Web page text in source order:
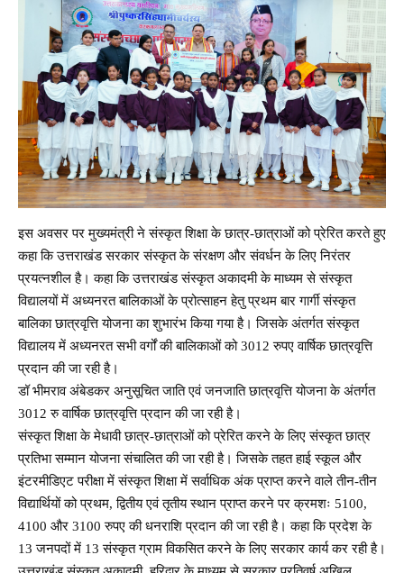
इस अवसर पर मुख्यमंत्री ने संस्कृत शिक्षा के छात्र-छात्राओं को प्रेरित करते हुए
कहा कि उत्तराखंड सरकार संस्कृत के संरक्षण और संवर्धन के लिए निरंतर
प्रयत्नशील है। कहा कि उत्तराखंड संस्कृत अकादमी के माध्यम से संस्कृत
विद्यालयों में अध्यनरत बालिकाओं के प्रोत्साहन हेतु प्रथम बार गार्गी संस्कृत
बालिका छात्रवृत्ति योजना का शुभारंभ किया गया है। जिसके अंतर्गत संस्कृत
विद्यालय में अध्यनरत सभी वर्गों की बालिकाओं को 3012 रुपए वार्षिक छात्रवृत्ति
प्रदान की जा रही है।
डॉ भीमराव अंबेडकर अनुसूचित जाति एवं जनजाति छात्रवृत्ति योजना के अंतर्गत
3012 रु वार्षिक छात्रवृत्ति प्रदान की जा रही है।
संस्कृत शिक्षा के मेधावी छात्र-छात्राओं को प्रेरित करने के लिए संस्कृत छात्र
प्रतिभा सम्मान योजना संचालित की जा रही है। जिसके तहत हाई स्कूल और
इंटरमीडिएट परीक्षा में संस्कृत शिक्षा में सर्वाधिक अंक प्राप्त करने वाले तीन-तीन
विद्यार्थियों को प्रथम, द्वितीय एवं तृतीय स्थान प्राप्त करने पर क्रमशः 5100,
4100 और 3100 रुपए की धनराशि प्रदान की जा रही है। कहा कि प्रदेश के
13 जनपदों में 13 संस्कृत ग्राम विकसित करने के लिए सरकार कार्य कर रही है।